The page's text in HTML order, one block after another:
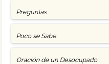
Preguntas
Poco se Sabe
Oración de un Desocupado